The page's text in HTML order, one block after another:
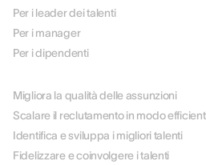
Per i leader dei talenti
Per i manager
Per i dipendenti
Migliora la qualità delle assunzioni
Scalare il reclutamento in modo
Identifica e sviluppa i migliori talenti
Fidelizzare e coinvolgere i talenti